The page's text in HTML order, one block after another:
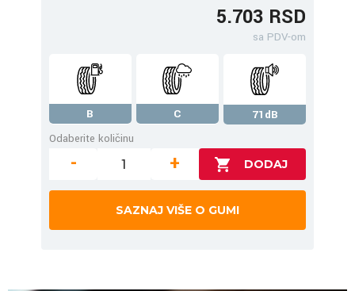
5.703 RSD
sa PDV-om
B C
71dB
Odaberite količinu
- +
SAZNAJ VIŠE O GUMI